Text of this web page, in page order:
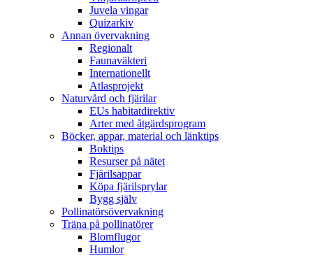
Juvela vingar
Quizarkiv
Annan övervakning
Regionalt
Faunaväkteri
Internationellt
Atlasprojekt
Naturvård och fjärilar
EUs habitatdirektiv
Arter med åtgärdsprogram
Böcker, appar, material och länktips
Boktips
Resurser på nätet
Fjärilsappar
Köpa fjärilsprylar
Bygg själv
Pollinatörsövervakning
Träna på pollinatörer
Blomflugor
Humlor